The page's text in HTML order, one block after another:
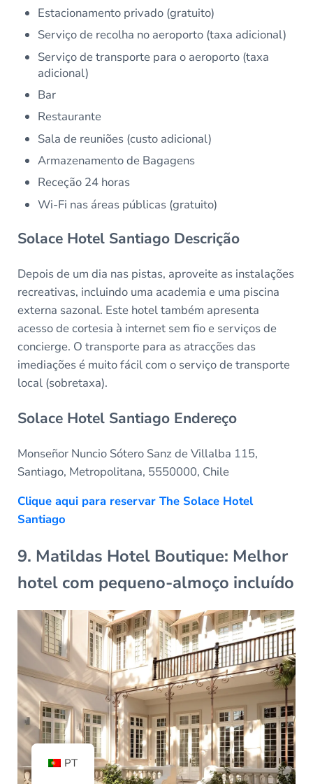
Estacionamento privado (gratuito)
Serviço de recolha no aeroporto (taxa adicional)
Serviço de transporte para o aeroporto (taxa
adicional)
Bar
Restaurante
Sala de reuniões (custo adicional)
Armazenamento de Bagagens
Receção 24 horas
Wi-Fi nas áreas públicas (gratuito)
Solace Hotel Santiago Descrição
Depois de um dia nas pistas, aproveite as instalações
recreativas, incluindo uma academia e uma piscina
externa sazonal. Este hotel também apresenta
acesso de cortesia à internet sem fio e serviços de
concierge. O transporte para as atracções das
imediações é muito fácil com o serviço de transporte
local (sobretaxa).
Solace Hotel Santiago Endereço
Monseñor Nuncio Sótero Sanz de Villalba 115,
Santiago, Metropolitana, 5550000, Chile
Clique aqui para reservar The Solace Hotel
Santiago
9. Matildas Hotel Boutique: Melhor
hotel com pequeno-almoço incluído
PT